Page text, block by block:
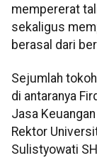
mempererat
sekaligus
berasal dari
Sejumlah
di antaranya
Jasa
Rektor
Sulistyowati